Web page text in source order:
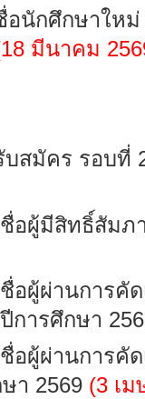
อนักศึกษาให
มีนาคม
บสมัคร รอบที่
ชื่อผู้มีสิทธิ์สัม
อผู้ผ่านการคัด
การศึกษา
อผู้ผ่านการคัด
า 2569 (3 เม